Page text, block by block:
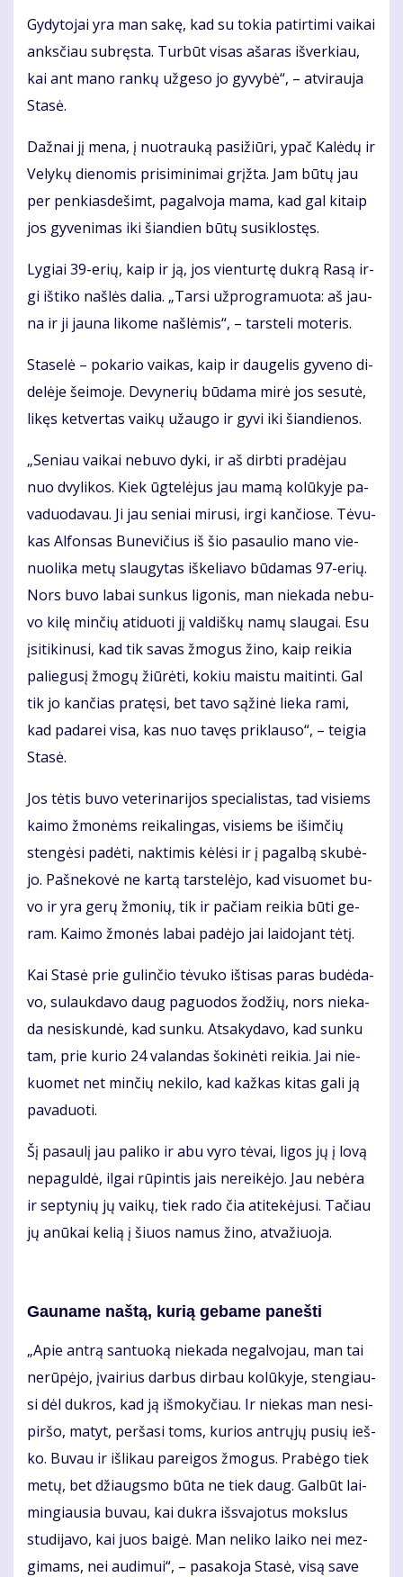
Gy­dy­to­jai yra man sa­kę, kad su to­kia pa­tir­ti­mi vai­kai
anks­čiau su­bręs­ta. Tur­būt vi­sas aša­ras iš­ver­kiau,
kai ant ma­no ran­kų už­ge­so jo gy­vy­bė“, – at­vi­rau­ja
Sta­sė.
Daž­nai jį me­na, į nuo­trau­ką pa­si­žiū­ri, ypač Ka­lė­dų ir
Ve­ly­kų die­no­mis pri­si­mi­ni­mai grįž­ta. Jam bū­tų jau
per pen­kias­de­šimt, pa­gal­vo­ja ma­ma, kad gal ki­taip
jos gy­ve­ni­mas iki šian­dien bū­tų su­si­klos­tęs.
Ly­giai 39-erių, kaip ir ją, jos vien­tur­tę duk­rą Ra­są ir­
gi iš­ti­ko naš­lės da­lia. „Tar­si už­prog­ra­muo­ta: aš jau­
na ir ji jau­na li­ko­me naš­lė­mis“, – tars­te­li mo­te­ris.
Sta­se­lė – po­ka­rio vai­kas, kaip ir dau­ge­lis gy­ve­no di­
de­lė­je šei­mo­je. De­vy­ne­rių bū­da­ma mi­rė jos se­su­tė,
li­kęs ket­ver­tas vai­kų už­au­go ir gy­vi iki šian­die­nos.
„Se­niau vai­kai ne­bu­vo dy­ki, ir aš dirb­ti pra­dė­jau
nuo dvy­li­kos. Kiek ūg­te­lė­jus jau ma­mą ko­lū­ky­je pa­
va­duo­da­vau. Ji jau se­niai mi­ru­si, ir­gi kan­čio­se. Tė­vu­
kas Al­fon­sas Bu­ne­vi­čius iš šio pa­sau­lio ma­no vie­
nuo­li­ka me­tų slau­gy­tas iš­ke­lia­vo bū­da­mas 97-erių.
Nors bu­vo la­bai sun­kus li­go­nis, man nie­ka­da ne­bu­
vo ki­lę min­čių ati­duo­ti jį val­diš­kų na­mų slau­gai. Esu
įsi­ti­ki­nu­si, kad tik sa­vas žmo­gus ži­no, kaip rei­kia
pa­lie­gu­sį žmo­gų žiū­rė­ti, ko­kiu mais­tu mai­tin­ti. Gal
tik jo kan­čias pra­tę­si, bet ta­vo są­ži­nė lie­ka ra­mi,
kad pa­da­rei vi­sa, kas nuo ta­vęs pri­klau­so“, – tei­gia
Sta­sė.
Jos tė­tis bu­vo ve­te­ri­na­ri­jos spe­cia­lis­tas, tad vi­siems
kai­mo žmo­nėms rei­ka­lin­gas, vi­siems be iš­im­čių
sten­gė­si pa­dė­ti, nak­ti­mis kė­lė­si ir į pa­gal­bą sku­bė­
jo. Pa­šne­ko­vė ne kar­tą tars­te­lė­jo, kad vi­suo­met bu­
vo ir yra ge­rų žmo­nių, tik ir pa­čiam rei­kia bū­ti ge­
ram. Kai­mo žmo­nės la­bai pa­dė­jo jai lai­do­jant tė­tį.
Kai Sta­sė prie gu­lin­čio tė­vu­ko iš­ti­sas pa­ras bu­dė­da­
vo, su­lauk­da­vo daug pa­guo­dos žo­džių, nors nie­ka­
da ne­si­skun­dė, kad sun­ku. At­sa­ky­da­vo, kad sun­ku
tam, prie ku­rio 24 va­lan­das šo­ki­nė­ti rei­kia. Jai nie­
kuo­met net min­čių ne­ki­lo, kad kaž­kas ki­tas ga­li ją
pa­va­duo­ti.
Šį pa­sau­lį jau pa­li­ko ir abu vy­ro tė­vai, li­gos jų į lo­vą
ne­pa­gul­dė, il­gai rū­pin­tis jais ne­rei­kė­jo. Jau ne­bė­ra
ir sep­ty­nių jų vai­kų, tiek ra­do čia ati­te­kė­ju­si. Ta­čiau
jų anū­kai ke­lią į šiuos na­mus ži­no, at­va­žiuo­ja.
Gau­na­me naš­tą, ku­rią ge­ba­me pa­neš­ti
„Apie an­trą san­tuo­ką nie­ka­da ne­gal­vo­jau, man tai
ne­rū­pė­jo, įvai­rius dar­bus dir­bau ko­lū­ky­je, sten­giau­
si dėl duk­ros, kad ją iš­mo­ky­čiau. Ir nie­kas man ne­si­
pir­šo, ma­tyt, per­ša­si toms, ku­rios ant­rų­jų pu­sių ieš­
ko. Bu­vau ir iš­li­kau pa­rei­gos žmo­gus. Pra­bė­go tiek
me­tų, bet džiaugs­mo bū­ta ne tiek daug. Gal­būt lai­
min­giau­sia bu­vau, kai duk­ra iš­sva­jo­tus moks­lus
stu­di­ja­vo, kai juos bai­gė. Man ne­li­ko lai­ko nei mez­
gi­mams, nei au­di­mui“, – pa­sa­ko­ja Sta­sė, vi­są sa­ve